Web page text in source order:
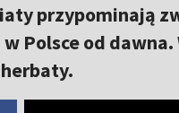
przypominają
Polsce od